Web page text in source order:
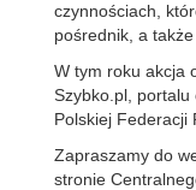
czynnościach,
pośrednik, a
W tym roku akcja
Szybko.pl, portalu
Polskiej Federacji
Zapraszamy do
stronie